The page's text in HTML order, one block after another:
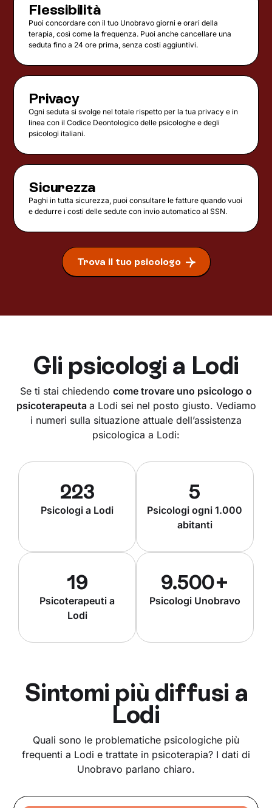
Flessibilità
Puoi concordare con il tuo Unobravo giorni e orari della
terapia, così come la frequenza. Puoi anche cancellare una
seduta fino a 24 ore prima, senza costi aggiuntivi.
Privacy
Ogni seduta si svolge nel totale rispetto per la tua privacy e in
linea con il Codice Deontologico delle psicologhe e degli
psicologi italiani.
Sicurezza
Paghi in tutta sicurezza, puoi consultare le fatture quando vuoi
e dedurre i costi delle sedute con invio automatico al SSN.
Trova il tuo psicologo
Gli psicologi a Lodi
Se ti stai chiedendo come trovare uno psicologo o
psicoterapeuta a Lodi sei nel posto giusto. Vediamo
i numeri sulla situazione attuale dell’assistenza
psicologica a Lodi:
223
Psicologi a Lodi
5
Psicologi ogni 1.000
abitanti
19
Psicoterapeuti a
Lodi
9.500+
Psicologi Unobravo
Sintomi più diffusi a
Lodi
Quali sono le problematiche psicologiche più
frequenti a Lodi e trattate in psicoterapia? I dati di
Unobravo parlano chiaro.